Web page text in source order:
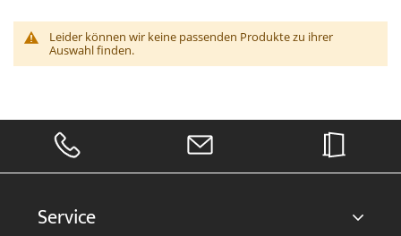
Leider können wir keine passenden Produkte zu ihrer
Auswahl finden.
Service